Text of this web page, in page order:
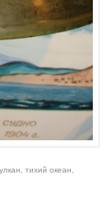
тихий океан